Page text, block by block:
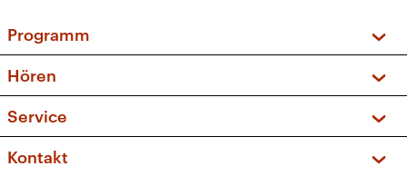
Programm
Sendungen und Podcasts
Musikliste
Kakadu – Das Kinderprogramm
Hören
Frequenzen (UKW + DAB+)
Service
FAQ
Kontakt